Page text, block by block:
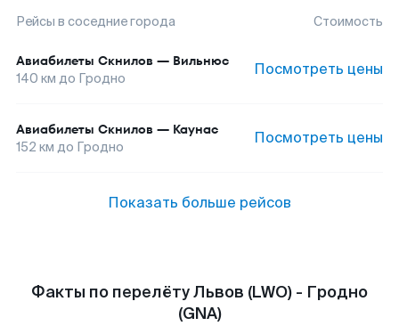
Рейсы в соседние города Стоимость
Авиабилеты Скнилов — Вильнюс
140 км до Гродно Посмотреть цены
Авиабилеты Скнилов — Каунас
152 км до Гродно Посмотреть цены
Показать больше рейсов
Факты по перелёту Львов (LWO) - Гродно
(GNA)